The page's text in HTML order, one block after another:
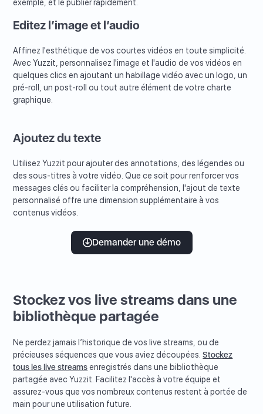
exemple, et le publier rapidement.
Editez l’image et l’audio
Affinez l'esthétique de vos courtes vidéos en toute simplicité.
Avec Yuzzit, personnalisez l'image et l'audio de vos vidéos en
quelques clics en ajoutant un habillage vidéo avec un logo, un
pré-roll, un post-roll ou tout autre élément de votre charte
graphique.
Ajoutez du texte
Utilisez Yuzzit pour ajouter des annotations, des légendes ou
des sous-titres à votre vidéo. Que ce soit pour renforcer vos
messages clés ou faciliter la compréhension, l'ajout de texte
personnalisé offre une dimension supplémentaire à vos
contenus vidéos.
Demander une démo
Stockez vos live streams dans une
bibliothèque partagée
Ne perdez jamais l’historique de vos live streams, ou de
précieuses séquences que vous aviez découpées.Stockez
tous les live streamsenregistrés dans une bibliothèque
partagée avec Yuzzit. Facilitez l'accès à votre équipe et
assurez-vous que vos nombreux contenus restent à portée de
main pour une utilisation future.